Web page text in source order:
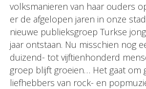
volksmanieren van haar ouders
er de afgelopen jaren in onze
nieuwe publieksgroep Turkse
jaar ontstaan. Nu misschien nog
duizend- tot vijftienhonderd
groep blijft groeien… Het gaat om
liefhebbers van rock- en